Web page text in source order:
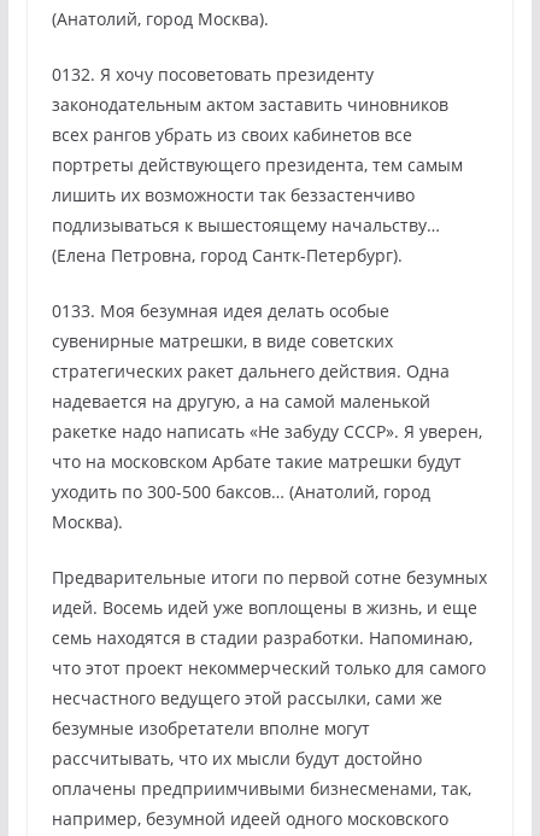
(Анатолий, город Москва).
0132. Я хочу посоветовать президенту
законодательным актом заставить чиновников
всех рангов убрать из своих кабинетов все
портреты действующего президента, тем самым
лишить их возможности так беззастенчиво
подлизываться к вышестоящему начальству…
(Елена Петровна, город Сантк-Петербург).
0133. Моя безумная идея делать особые
сувенирные матрешки, в виде советских
стратегических ракет дальнего действия. Одна
надевается на другую, а на самой маленькой
ракетке надо написать «Не забуду СССР». Я уверен,
что на московском Арбате такие матрешки будут
уходить по 300-500 баксов… (Анатолий, город
Москва).
Предварительные итоги по первой сотне безумных
идей. Восемь идей уже воплощены в жизнь, и еще
семь находятся в стадии разработки. Напоминаю,
что этот проект некоммерческий только для самого
несчастного ведущего этой рассылки, сами же
безумные изобретатели вполне могут
рассчитывать, что их мысли будут достойно
оплачены предприимчивыми бизнесменами, так,
например, безумной идеей одного московского